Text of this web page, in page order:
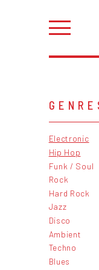
Electronic
Hip Hop
Funk / Soul
Rock
Hard Rock
Jazz
Disco
Ambient
Techno
Blues